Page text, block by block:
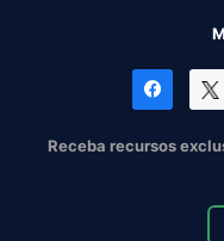
Receba recursos